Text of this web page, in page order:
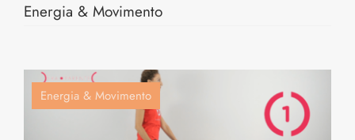
Energia & Movimento
Energia & Movimento